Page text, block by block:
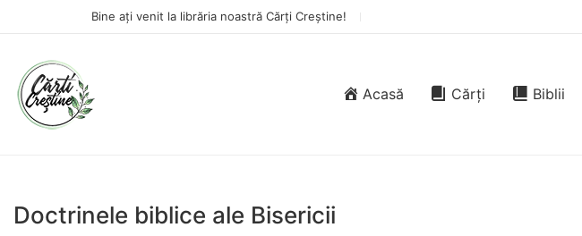
Bine ați venit la librăria noastră Cărți Creștine!
Acasă Cărți Biblii
Doctrinele biblice ale Bisericii